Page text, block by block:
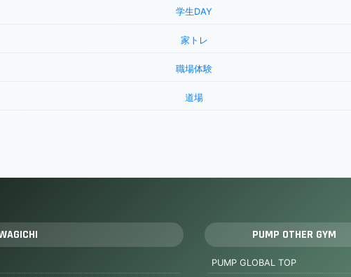
学生DAY
家トレ
職場体験
道場
PUMP OTHER GYM
PUMP GLOBAL TOP